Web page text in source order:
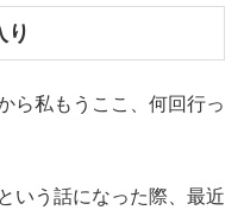
り
ら私もうここ、何回行っ
いう話になった際、最近